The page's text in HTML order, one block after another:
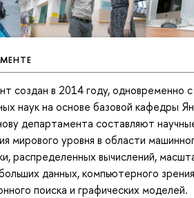
создан в 2014 году, одновременно
наук на основе базовой кафедры
департамента составляют
мирового уровня в области
распределенных вычислений,
данных, компьютерного
поиска и графических моделей.